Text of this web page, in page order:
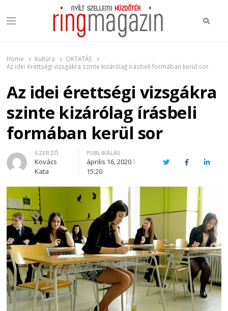
Menu
Home Kultúra
OKTATÁS
Az idei érettségi vizsgákra szinte kizárólag írásbeli formában kerül sor
Az idei érettségi vizsgákra
szinte kizárólag írásbeli
formában kerül sor
Author
SZERZŐ
Kovács
Kata
PUBLIKÁLÁS
április 16, 2020
15:20
TwitterFacebook